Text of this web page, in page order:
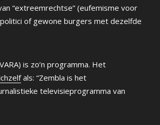
“extreemrechtse” (eufemisme voor
politici of gewone burgers met dezelfde
is zo’n programma. Het
als: “Zembla is het
televisieprogramma van